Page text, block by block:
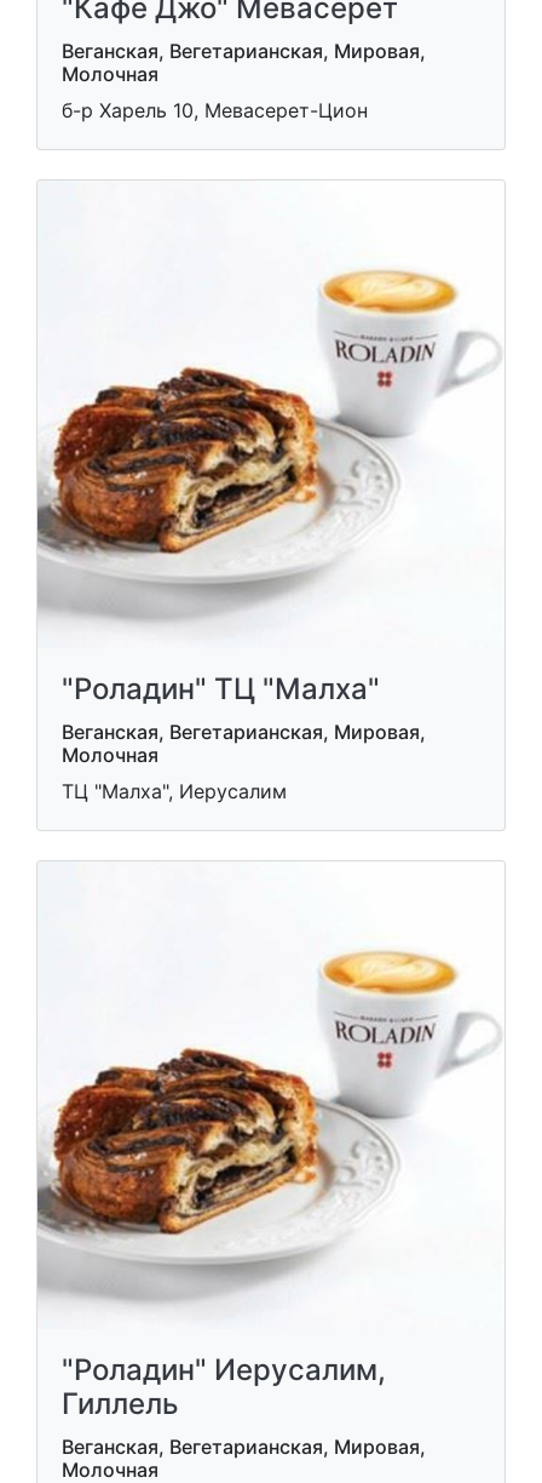
"Кафе Джо" Мевасерет
Веганская, Вегетарианская, Мировая,
Молочная
б-р Харель 10, Мевасерет-Цион
"Роладин" ТЦ "Малха"
Веганская, Вегетарианская, Мировая,
Молочная
ТЦ "Малха", Иерусалим
"Роладин" Иерусалим,
Гиллель
Веганская, Вегетарианская, Мировая,
Молочная